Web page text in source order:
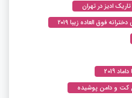
ادیز در تهران
فوق العاده زیبا ۲۰۱۹
2019
کت و دامن پوشیده